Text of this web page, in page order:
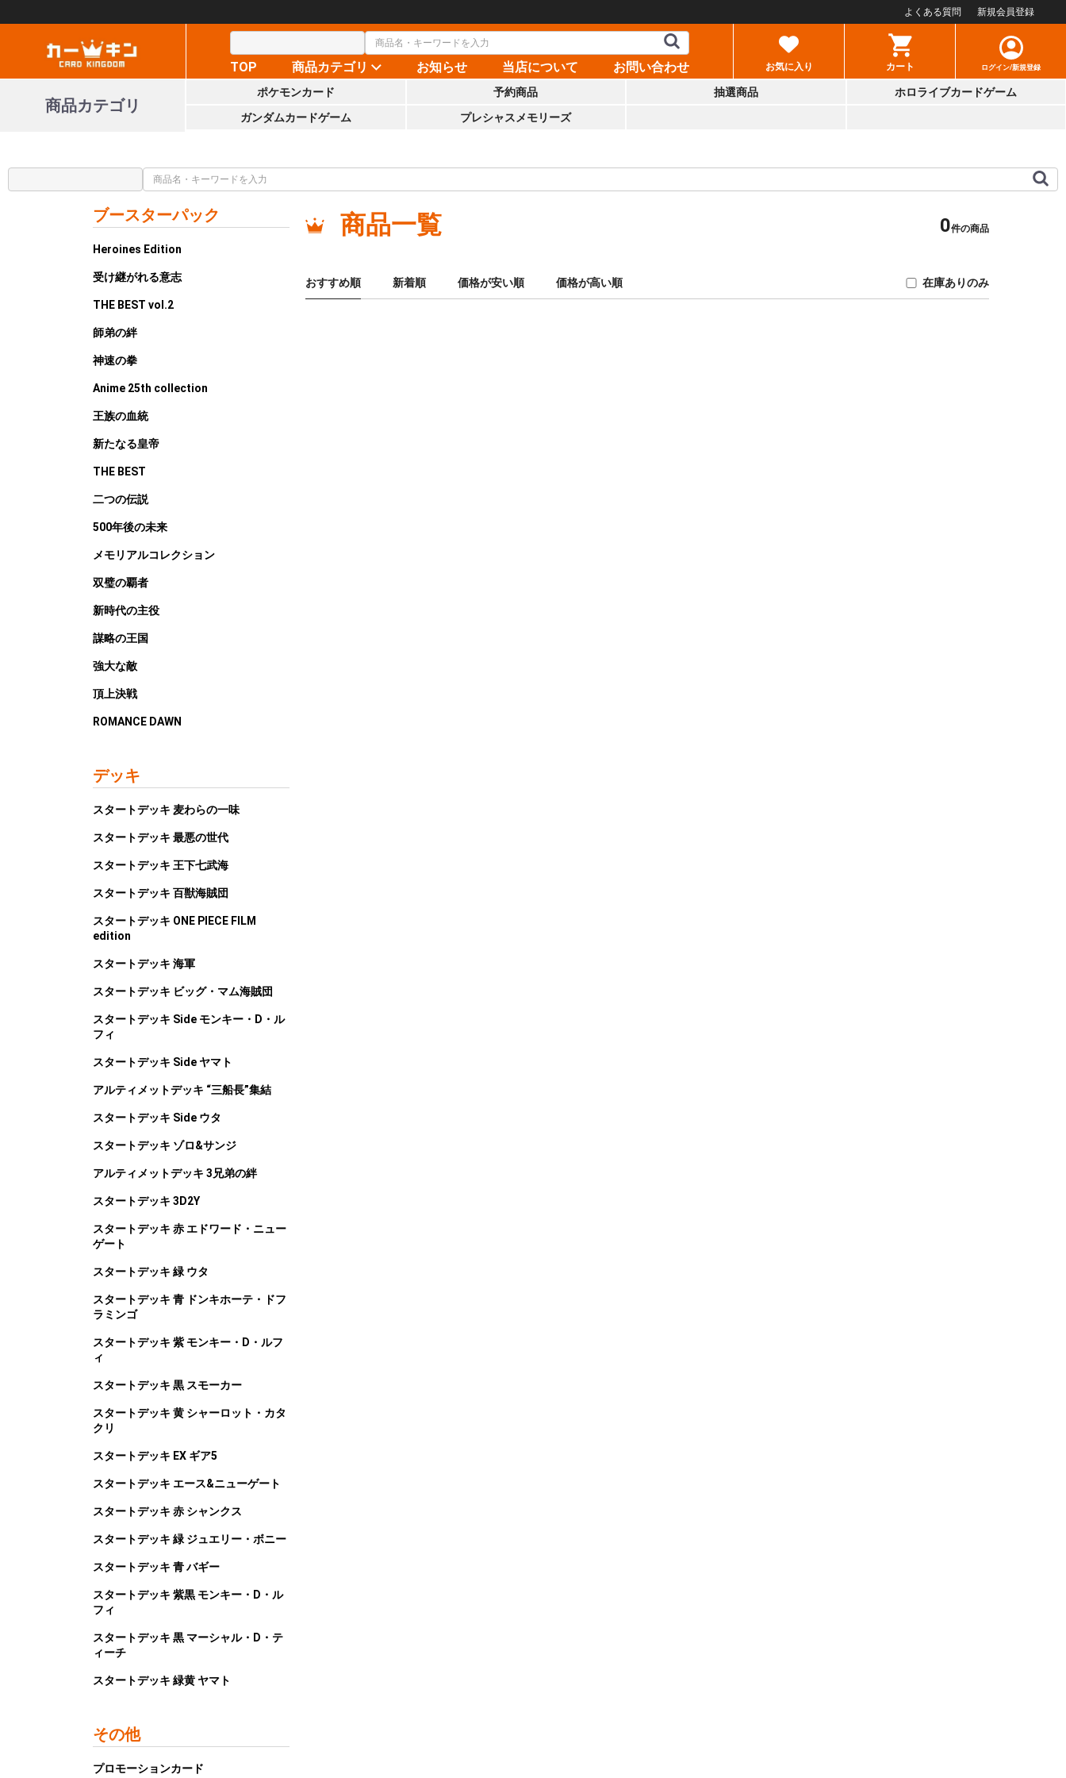
よくある質問 新規会員登録
TOP 商品カテゴリ お知らせ 当店について お問い合わせ お気に入り カート ログイン/新規登録
商品カテゴリ
ポケモンカード 予約商品 抽選商品
ホロライブカードゲーム
ガンダムカードゲーム
プレシャスメモリーズ
ブースターパック
Heroines Edition
受け継がれる意志
THE BEST vol.2
師弟の絆
神速の拳
Anime 25th collection
王族の血統
新たなる皇帝
THE BEST
二つの伝説
500年後の未来
メモリアルコレクション
双璧の覇者
新時代の主役
謀略の王国
強大な敵
頂上決戦
ROMANCE DAWN
デッキ
スタートデッキ 麦わらの一味
スタートデッキ 最悪の世代
スタートデッキ 王下七武海
スタートデッキ 百獣海賊団
スタートデッキ ONE PIECE FILM
edition
スタートデッキ 海軍
スタートデッキ ビッグ・マム海賊団
スタートデッキ Side モンキー・D・ル
フィ
スタートデッキ Side ヤマト
アルティメットデッキ “三船長”集結
スタートデッキ Side ウタ
スタートデッキ ゾロ&サンジ
アルティメットデッキ 3兄弟の絆
スタートデッキ 3D2Y
スタートデッキ 赤 エドワード・ニュー
ゲート
スタートデッキ 緑 ウタ
スタートデッキ 青 ドンキホーテ・ドフ
ラミンゴ
スタートデッキ 紫 モンキー・D・ルフ
ィ
スタートデッキ 黒 スモーカー
スタートデッキ 黄 シャーロット・カタ
クリ
スタートデッキ EX ギア5
スタートデッキ エース&ニューゲート
スタートデッキ 赤 シャンクス
スタートデッキ 緑 ジュエリー・ボニー
スタートデッキ 青 バギー
スタートデッキ 紫黒 モンキー・D・ル
フィ
スタートデッキ 黒 マーシャル・D・テ
ィーチ
スタートデッキ 緑黄 ヤマト
その他
プロモーションカード
商品一覧 0件の商品
おすすめ順 新着順 価格が安い順 価格が高い順 在庫ありのみ